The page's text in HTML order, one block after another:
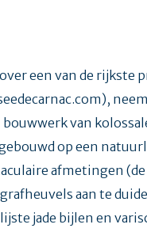
een van de rijkste
van
op een
afmetingen
aan te
jade bijlen en